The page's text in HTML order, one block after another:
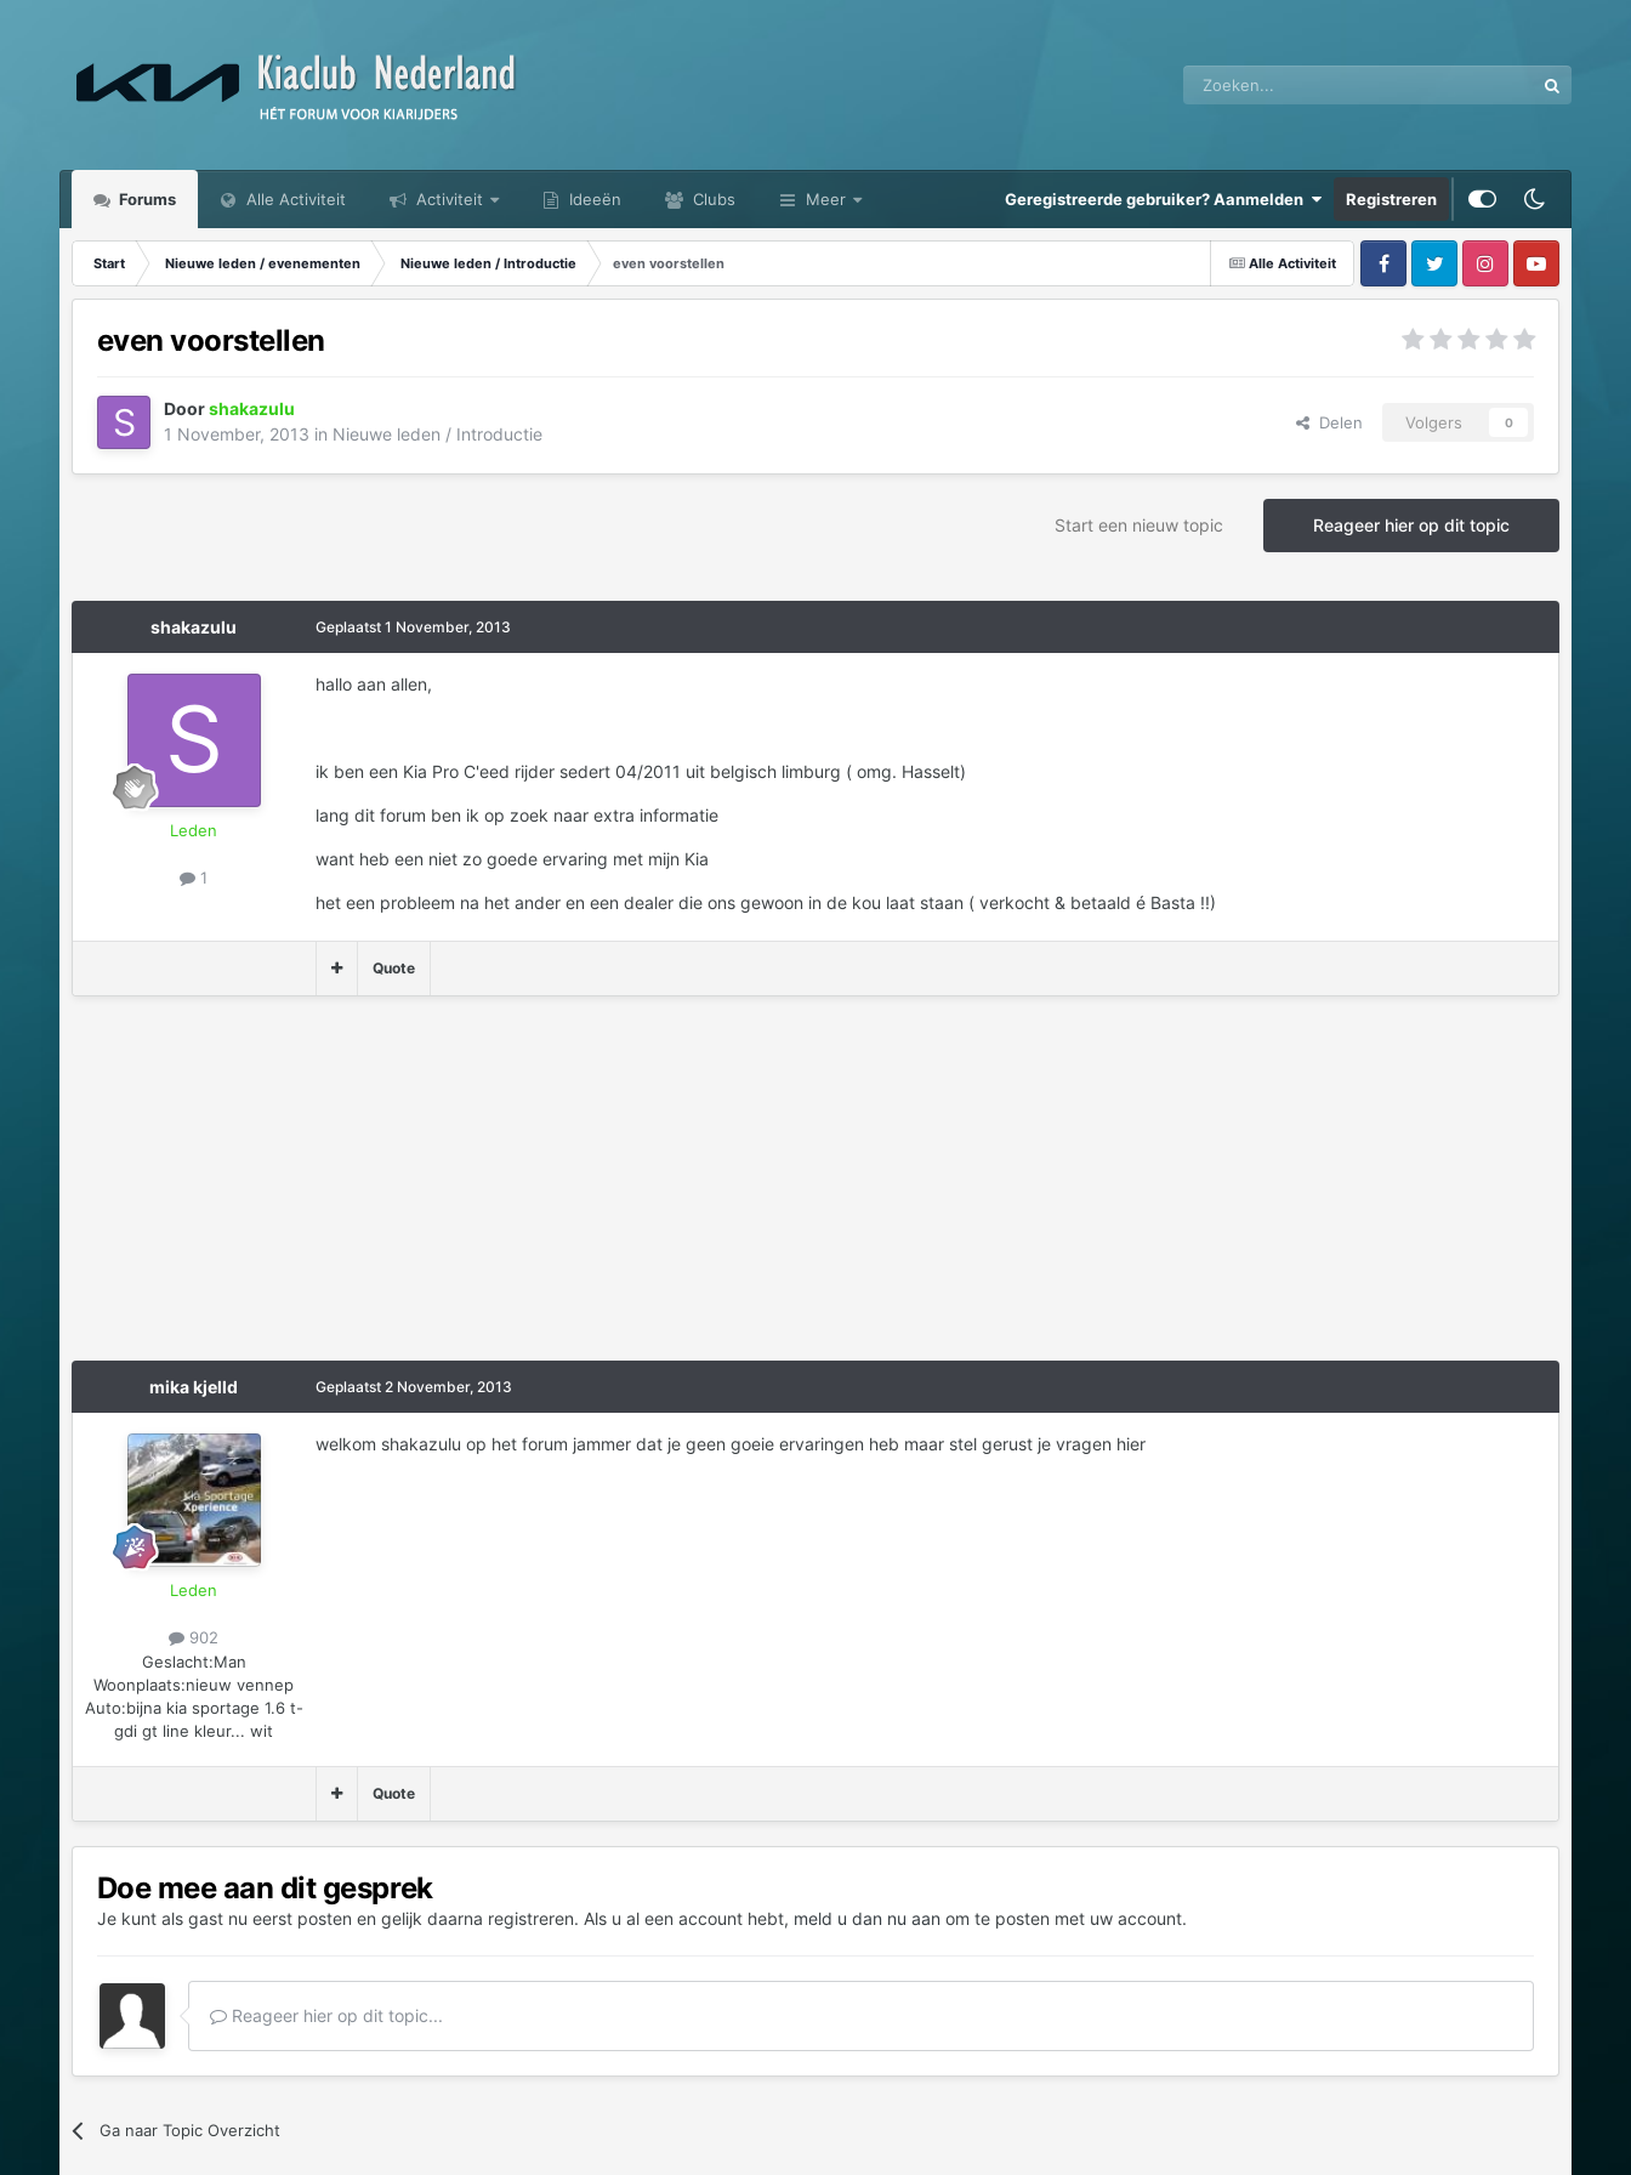
Forums Alle Activiteit Activiteit Ideeën Clubs Meer Geregistreerde gebruiker? Aanmelden Registreren
Alle Activiteit
Start Nieuwe leden / evenementen Nieuwe leden / Introductie even voorstellen
even voorstellen
Doorshakazulu
1 November, 2013 in Nieuwe leden / Introductie
Delen Volgers 0
Reageer hier op dit topic
Start een nieuw topic
shakazulu
Leden
1
Geplaatst 1 November, 2013
hallo aan allen,
ik ben een Kia Pro C'eed rijder sedert 04/2011 uit belgisch limburg ( omg. Hasselt)
lang dit forum ben ik op zoek naar extra informatie
want heb een niet zo goede ervaring met mijn Kia
het een probleem na het ander en een dealer die ons gewoon in de kou laat staan ( verkocht & betaald é Basta !!)
Quote
mika kjelld
Leden
902
Geslacht:Man
Woonplaats:nieuw vennep
Auto:bijna kia sportage 1.6 t-
gdi gt line kleur... wit
Geplaatst 2 November, 2013
welkom shakazulu op het forum jammer dat je geen goeie ervaringen heb maar stel gerust je vragen hier
Quote
Doe mee aan dit gesprek
Je kunt als gast nu eerst posten en gelijk daarna registreren. Als u al een account hebt, meld u dan nu aan om te posten met uw account.
Reageer hier op dit topic...
Ga naar Topic Overzicht